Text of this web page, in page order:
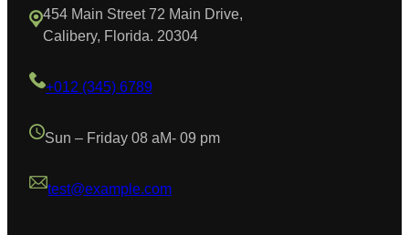
454 Main Street 72 Main Drive,
Calibery, Florida. 20304
+012 (345) 6789
Sun – Friday 08 aM- 09 pm
test@example.com